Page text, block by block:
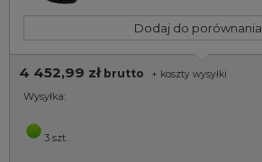
Dodaj do porównania
4 452,99 zł brutto + koszty wysyłki
Wysyłka:
3 szt.